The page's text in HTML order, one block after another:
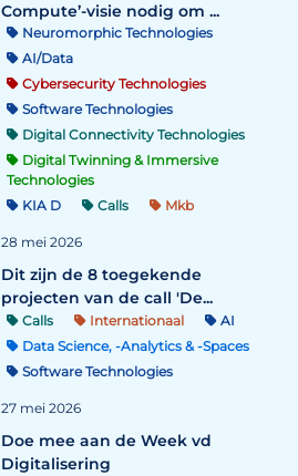
Compute’-visie nodig om ...
Neuromorphic Technologies
AI/Data
Cybersecurity Technologies
Software Technologies
Digital Connectivity Technologies
Digital Twinning & Immersive
Technologies
KIA D
Calls Mkb
28 mei 2026
Dit zijn de 8 toegekende
projecten van de call 'De...
Calls Internationaal
AI
Data Science, -Analytics & -Spaces
Software Technologies
27 mei 2026
Doe mee aan de Week vd
Digitalisering